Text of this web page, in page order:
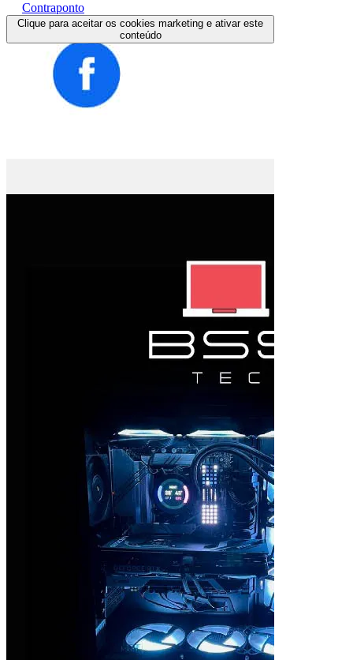
Contraponto
Clique para aceitar os cookies marketing e ativar este
conteúdo